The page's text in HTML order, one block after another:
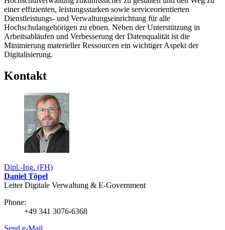
einer effizienten, leistungsstarken sowie serviceorientierten
Dienstleistungs- und Verwaltungseinrichtung für alle
Hochschulangehörigen zu ebnen. Neben der Unterstützung in
Arbeitsabläufen und Verbesserung der Datenqualität ist die
Minimierung materieller Ressourcen ein wichtiger Aspekt der
Digitalisierung.
Kontakt
Dipl.-Ing. (FH)
Daniel Töpel
Leiter Digitale Verwaltung & E-Government
Phone:
+49 341 3076-6368